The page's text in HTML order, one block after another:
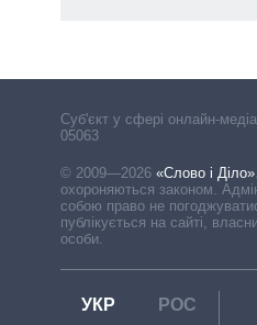
Cуб'єкт у сфері онлайн-
05063
© 2009—2026 «Слово і Діло».
охороняються законом.
собою право не
публікується на сайті,
особи.
УКР РОС